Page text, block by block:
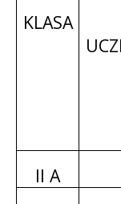
KLASA
II A